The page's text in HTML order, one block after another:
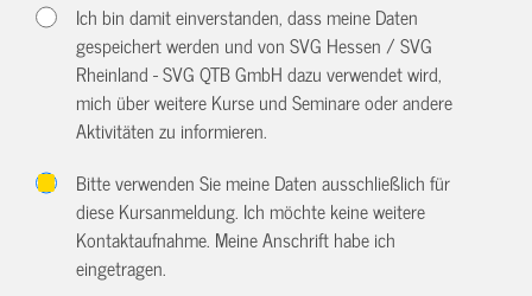
Ich bin damit einverstanden, dass meine Daten
gespeichert werden und von SVG Hessen / SVG
Rheinland - SVG QTB GmbH dazu verwendet wird,
mich über weitere Kurse und Seminare oder andere
Aktivitäten zu informieren.
Bitte verwenden Sie meine Daten ausschließlich für
diese Kursanmeldung. Ich möchte keine weitere
Kontaktaufnahme. Meine Anschrift habe ich
eingetragen.